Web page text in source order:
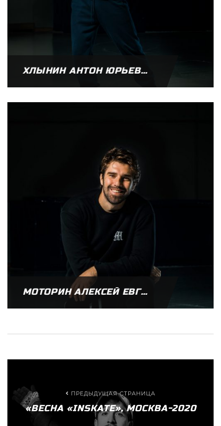
ХЛЫНИН АНТОН ЮРЬЕВИЧ
МОТОРИН АЛЕКСЕЙ ЕВГЕНЬЕВИЧ
ПРЕДЫДУЩАЯ СТРАНИЦА
«ВЕСНА «INSKATE», МОСКВА-2020